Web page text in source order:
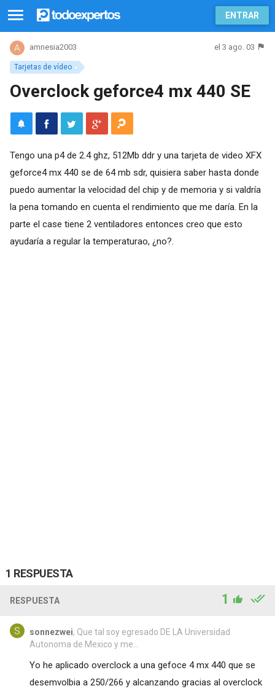
ENTRAR
Tarjetas de vídeo
amnesia2003 el 3 ago. 03
Overclock geforce4 mx 440 SE
Tengo una p4 de 2.4 ghz, 512Mb ddr y una tarjeta de video XFX
geforce4 mx 440 se de 64 mb sdr, quisiera saber hasta donde
puedo aumentar la velocidad del chip y de memoria y si valdría
la pena tomando en cuenta el rendimiento que me daría. En la
parte el case tiene 2 ventiladores entonces creo que esto
ayudaría a regular la temperaturao, ¿no?.
1 RESPUESTA
RESPUESTA 1
sonnezwei, Que tal soy egresado DE LA Universidad
Autonoma de Mexico y me...
Yo he aplicado overclock a una gefoce 4 mx 440 que se
desemvolbia a 250/266 y alcanzando gracias al overclock